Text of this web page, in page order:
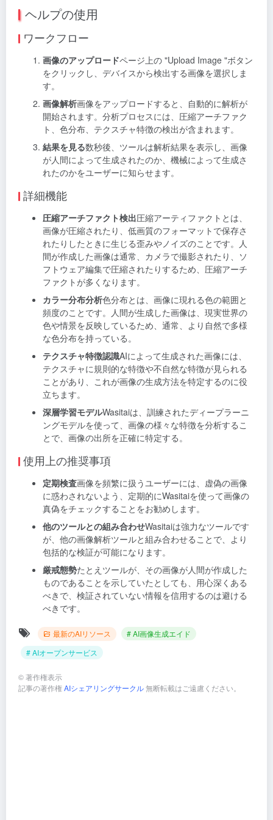
ヘルプの使用
ワークフロー
画像のアップロードページ上の "Upload Image "ボタン
をクリックし、デバイスから検出する画像を選択しま
す。
画像解析画像をアップロードすると、自動的に解析が
開始されます。分析プロセスには、圧縮アーチファク
ト、色分布、テクスチャ特徴の検出が含まれます。
結果を見る数秒後、ツールは解析結果を表示し、画像
が人間によって生成されたのか、機械によって生成さ
れたのかをユーザーに知らせます。
詳細機能
圧縮アーチファクト検出圧縮アーティファクトとは、
画像が圧縮されたり、低画質のフォーマットで保存さ
れたりしたときに生じる歪みやノイズのことです。人
間が作成した画像は通常、カメラで撮影されたり、ソ
フトウェア編集で圧縮されたりするため、圧縮アーチ
ファクトが多くなります。
カラー分布分析色分布とは、画像に現れる色の範囲と
頻度のことです。人間が生成した画像は、現実世界の
色や情景を反映しているため、通常、より自然で多様
な色分布を持っている。
テクスチャ特徴認識AIによって生成された画像には、
テクスチャに規則的な特徴や不自然な特徴が見られる
ことがあり、これが画像の生成方法を特定するのに役
立ちます。
深層学習モデルWasitaiは、訓練されたディープラーニ
ングモデルを使って、画像の様々な特徴を分析するこ
とで、画像の出所を正確に特定する。
使用上の推奨事項
定期検査画像を頻繁に扱うユーザーには、虚偽の画像
に惑わされないよう、定期的にWasitaiを使って画像の
真偽をチェックすることをお勧めします。
他のツールとの組み合わせWasitaiは強力なツールです
が、他の画像解析ツールと組み合わせることで、より
包括的な検証が可能になります。
厳戒態勢たとえツールが、その画像が人間が作成した
ものであることを示していたとしても、用心深くある
べきで、検証されていない情報を信用するのは避ける
べきです。
最新のAIリソース
# AI画像生成エイド
# AIオープンサービス
©著作権表示
記事の著作権AIシェアリングサークル無断転載はご遠慮ください。